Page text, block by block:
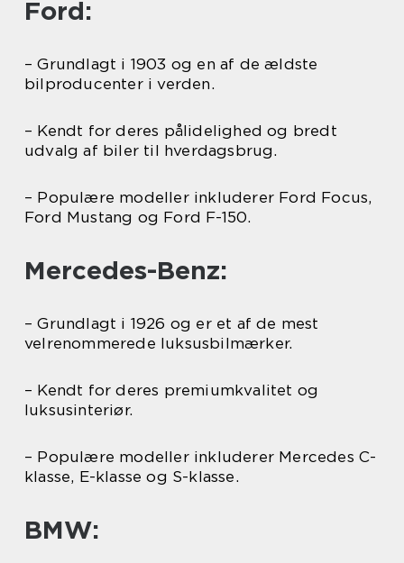
Ford:
– Grundlagt i 1903 og en af de ældste
bilproducenter i verden.
– Kendt for deres pålidelighed og bredt
udvalg af biler til hverdagsbrug.
– Populære modeller inkluderer Ford Focus,
Ford Mustang og Ford F-150.
Mercedes-Benz:
– Grundlagt i 1926 og er et af de mest
velrenommerede luksusbilmærker.
– Kendt for deres premiumkvalitet og
luksusinteriør.
– Populære modeller inkluderer Mercedes C-
klasse, E-klasse og S-klasse.
BMW: